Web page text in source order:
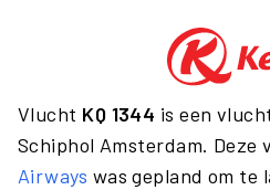
Vlucht KQ 1344 is een
Schiphol Amsterdam. Deze
Airways was gepland om te